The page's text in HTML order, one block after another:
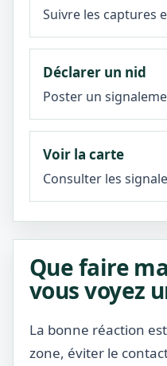
Suivre les captures
Déclarer un nid
Poster un
Voir la carte
Consulter les
Que faire
vous voyez
La bonne réaction
zone, éviter le